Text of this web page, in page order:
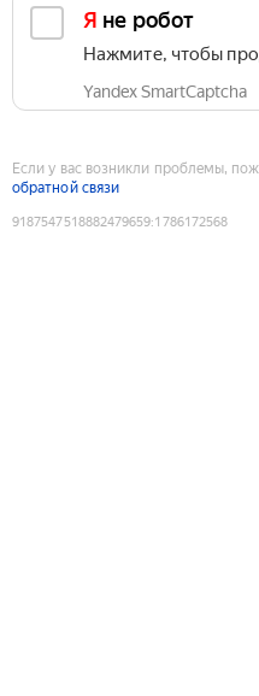
Я не робот
Нажмите, чтобы
Yandex SmartCaptcha
Если у вас возникли проблемы,
обратной связи
9187547518882479659:1786172568